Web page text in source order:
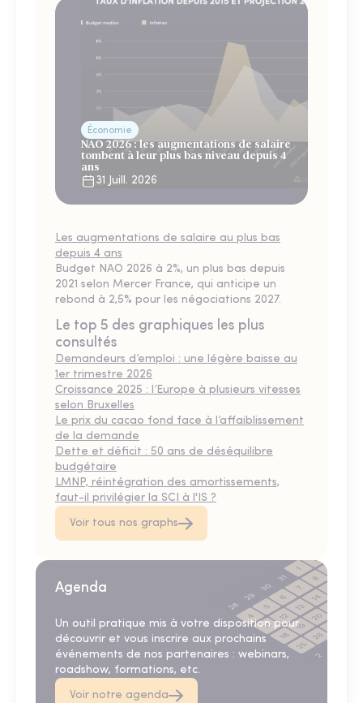
Économie
NAO 2026 : les augmentations de salaire
tombent à leur plus bas niveau depuis 4
ans
31 Juill. 2026
Les augmentations de salaire au plus bas
depuis 4 ans
Budget NAO 2026 à 2%, un plus bas depuis
2021 selon Mercer France, qui anticipe un
rebond à 2,5% pour les négociations 2027.
Le top 5 des graphiques les plus
consultés
Demandeurs d’emploi : une légère baisse au
1er trimestre 2026
Croissance 2025 : l’Europe à plusieurs vitesses
selon Bruxelles
Le prix du cacao fond face à l’affaiblissement
de la demande
Dette et déficit : 50 ans de déséquilibre
budgétaire
LMNP, réintégration des amortissements,
faut-il privilégier la SCI à l'IS ?
Voir tous nos graphs
Agenda
Un outil pratique mis à votre disposition pour
découvrir et vous inscrire aux prochains
événements de nos partenaires : webinars,
roadshow, formations, etc.
Voir notre agenda